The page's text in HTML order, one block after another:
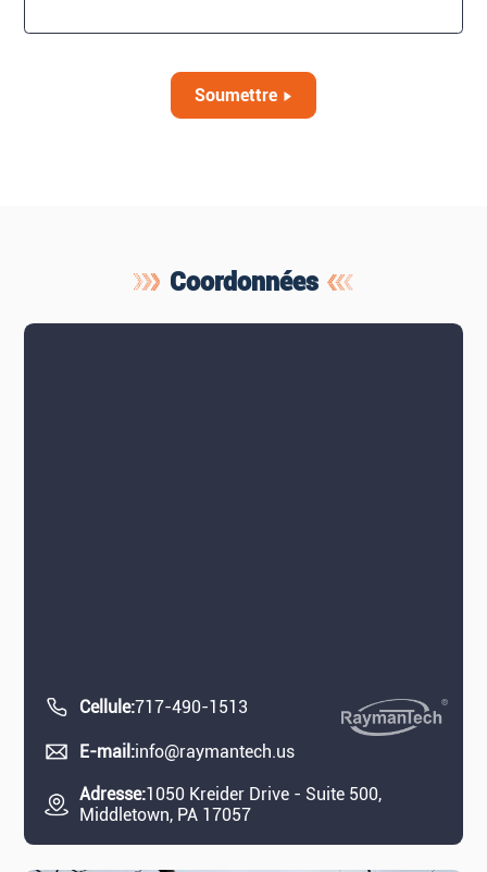
Soumettre
Coordonnées
Cellule:717-490-1513
E-mail:info@raymantech.us
Adresse:1050 Kreider Drive - Suite 500,
Middletown, PA 17057